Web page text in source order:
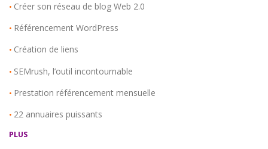
• Créer son réseau de blog Web 2.0
• Référencement WordPress
• Création de liens
• SEMrush, l’outil incontournable
• Prestation référencement mensuelle
• 22 annuaires puissants
PLUS